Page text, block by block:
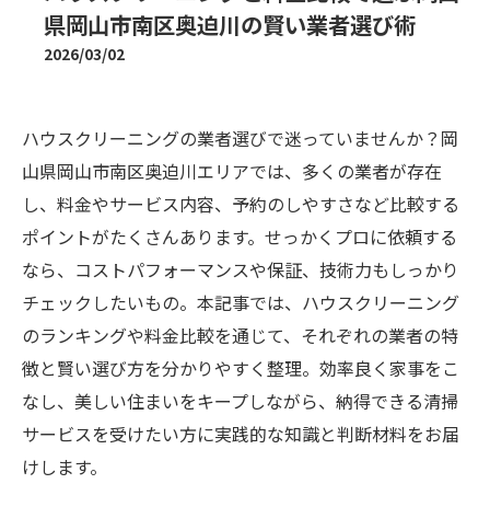
県岡山市南区奥迫川の賢い業者選び術
2026/03/02
ハウスクリーニングの業者選びで迷っていませんか？岡
山県岡山市南区奥迫川エリアでは、多くの業者が存在
し、料金やサービス内容、予約のしやすさなど比較する
ポイントがたくさんあります。せっかくプロに依頼する
なら、コストパフォーマンスや保証、技術力もしっかり
チェックしたいもの。本記事では、ハウスクリーニング
のランキングや料金比較を通じて、それぞれの業者の特
徴と賢い選び方を分かりやすく整理。効率良く家事をこ
なし、美しい住まいをキープしながら、納得できる清掃
サービスを受けたい方に実践的な知識と判断材料をお届
けします。